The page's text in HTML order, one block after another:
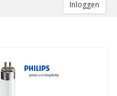
Inloggen